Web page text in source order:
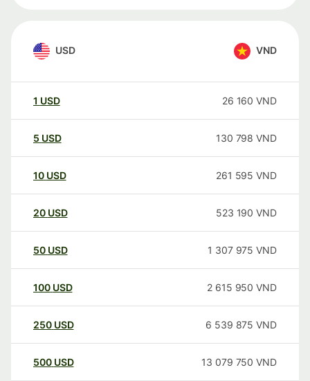
USD VND
1 USD 26 160 VND
5 USD 130 798 VND
10 USD 261 595 VND
20 USD 523 190 VND
50 USD 1 307 975 VND
100 USD 2 615 950 VND
250 USD 6 539 875 VND
500 USD 13 079 750 VND